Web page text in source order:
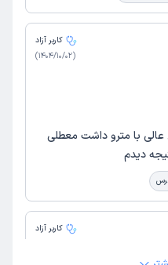
کاربر آزاد
(
1404/10/02
)
با مترو داشت معطلی
دیدم
کاربر آزاد